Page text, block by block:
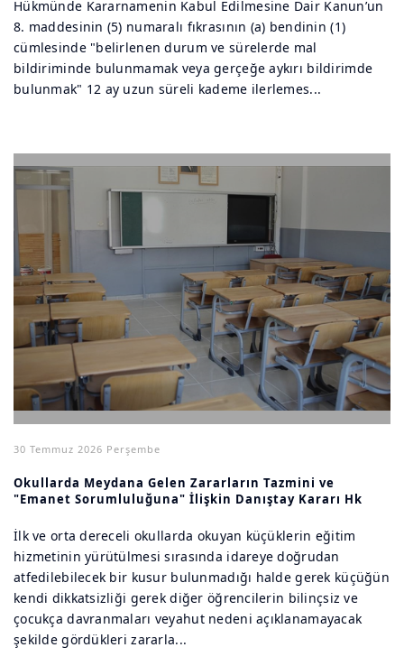
Hükmünde Kararnamenin Kabul Edilmesine Dair Kanun’un
8. maddesinin (5) numaralı fıkrasının (a) bendinin (1)
cümlesinde "belirlenen durum ve sürelerde mal
bildiriminde bulunmamak veya gerçeğe aykırı bildirimde
bulunmak" 12 ay uzun süreli kademe ilerlemes...
30 Temmuz 2026 Perşembe
Okullarda Meydana Gelen Zararların Tazmini ve
"Emanet Sorumluluğuna" İlişkin Danıştay Kararı Hk
İlk ve orta dereceli okullarda okuyan küçüklerin eğitim
hizmetinin yürütülmesi sırasında idareye doğrudan
atfedilebilecek bir kusur bulunmadığı halde gerek küçüğün
kendi dikkatsizliği gerek diğer öğrencilerin bilinçsiz ve
çocukça davranmaları veyahut nedeni açıklanamayacak
şekilde gördükleri zararla...